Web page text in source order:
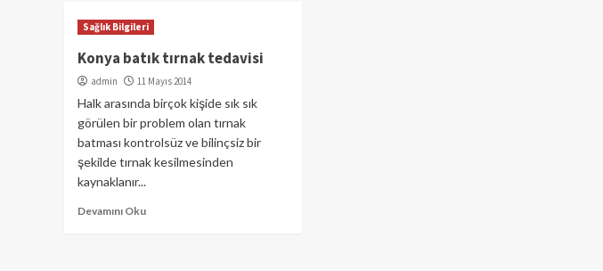
Sağlık Bilgileri
Konya batık tırnak tedavisi
admin 11 Mayıs 2014
Halk arasında birçok kişide sık sık
görülen bir problem olan tırnak
batması kontrolsüz ve bilinçsiz bir
şekilde tırnak kesilmesinden
kaynaklanır...
Devamını Oku